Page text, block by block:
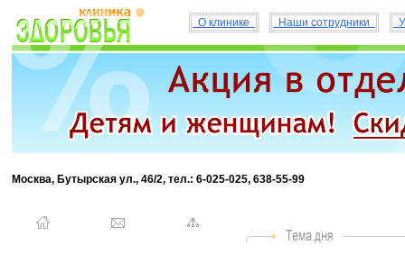
О клинике Наши сотрудники
Москва, Бутырская ул., 46/2, тел.: 6-025-025, 638-55-99